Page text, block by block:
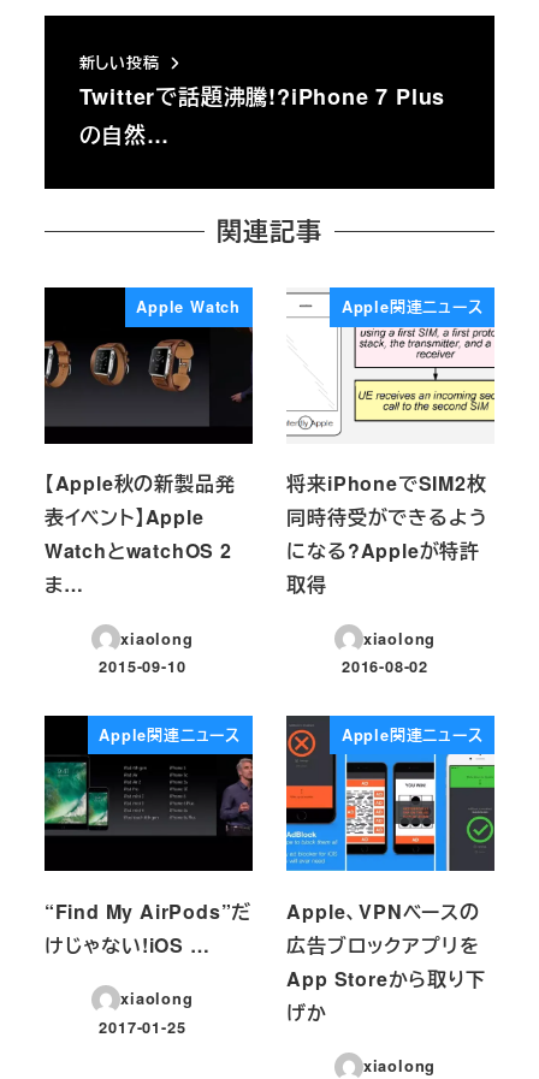
新しい投稿
Twitterで話題沸騰!?iPhone 7 Plus
の自然…
関連記事
Apple Watch
【Apple秋の新製品発
表イベント】Apple
WatchとwatchOS 2
ま…
xiaolong
投稿日
2015-09-10
Apple関連ニュース
将来iPhoneでSIM2枚
同時待受ができるよう
になる?Appleが特許
取得
xiaolong
投稿日
2016-08-02
Apple関連ニュース
“Find My AirPods”だ
けじゃない!iOS …
xiaolong
投稿日
2017-01-25
Apple関連ニュース
Apple、VPNベースの
広告ブロックアプリを
App Storeから取り下
げか
xiaolong